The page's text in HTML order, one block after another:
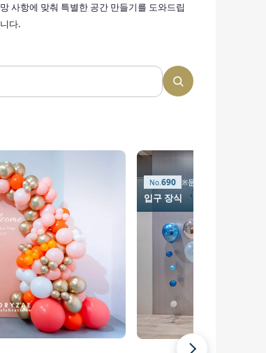
망 사항에 맞춰 특별한 공간 만들기를 도와드립
니다.
690 ※문의
입구 장식